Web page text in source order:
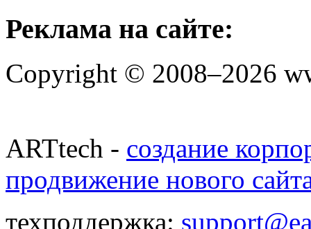
Реклама на сайте:
Copyright © 2008–2026
ARTtech - создание
продвижение нового
техподдержка: